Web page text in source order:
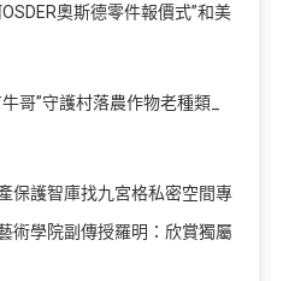
奧斯德零件報價式”和美
哥”守護村落農作物老種類_
保護智庫找九宮格私密空間專
術學院副傳授羅明：欣賞獨屬